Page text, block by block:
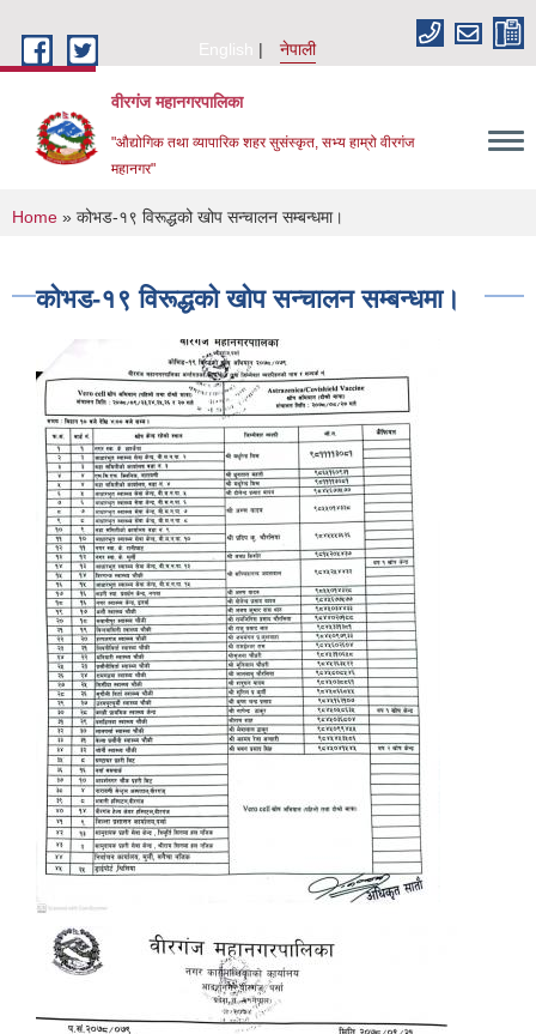
English
नेपाली
वीरगंज महानगरपालिका
"औद्योगिक तथा व्यापारिक शहर सुसंस्कृत, सभ्य हाम्रो वीरगंज
महानगर"
You are here
Home » कोभड-१९ विरूद्धको खोप सन्चालन सम्बन्धमा।
कोभड-१९ विरूद्धको खोप सन्चालन सम्बन्धमा।